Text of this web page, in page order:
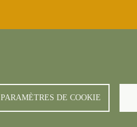
© FREDON 2019 -Mentions légales
PARAMÈTRES DE COOKIE